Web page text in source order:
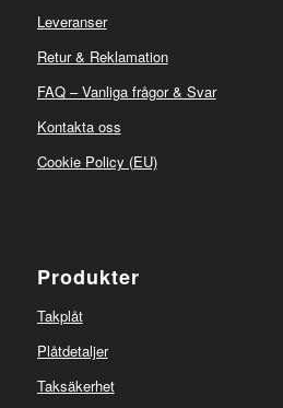
Leveranser
Retur & Reklamation
FAQ – Vanliga frågor & Svar
Kontakta oss
Cookie Policy (EU)
Produkter
Takplåt
Plåtdetaljer
Taksäkerhet